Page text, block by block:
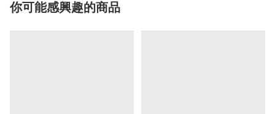
你可能感興趣的商品